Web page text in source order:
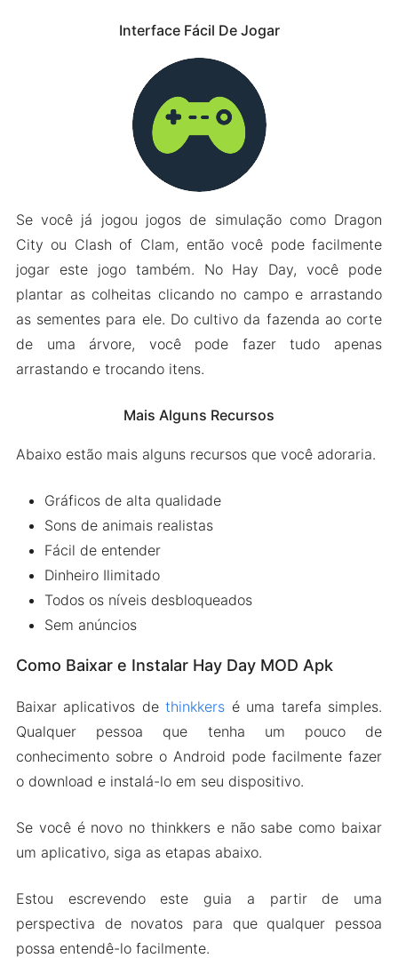
Interface Fácil De Jogar
Se você já jogou jogos de simulação como Dragon
City ou Clash of Clam, então você pode facilmente
jogar este jogo também. No Hay Day, você pode
plantar as colheitas clicando no campo e arrastando
as sementes para ele. Do cultivo da fazenda ao corte
de uma árvore, você pode fazer tudo apenas
arrastando e trocando itens.
Mais Alguns Recursos
Abaixo estão mais alguns recursos que você adoraria.
Gráficos de alta qualidade
Sons de animais realistas
Fácil de entender
Dinheiro Ilimitado
Todos os níveis desbloqueados
Sem anúncios
Como Baixar e Instalar Hay Day MOD Apk
Baixar aplicativos dethinkkers é uma tarefa simples.
Qualquer pessoa que tenha um pouco de
conhecimento sobre o Android pode facilmente fazer
o download e instalá-lo em seu dispositivo.
Se você é novo no thinkkers e não sabe como baixar
um aplicativo, siga as etapas abaixo.
Estou escrevendo este guia a partir de uma
perspectiva de novatos para que qualquer pessoa
possa entendê-lo facilmente.